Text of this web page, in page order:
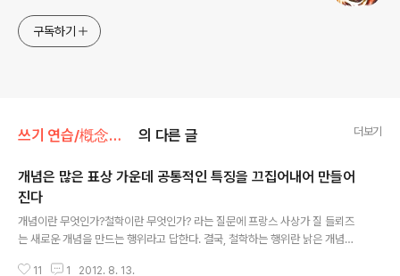
구독하기
쓰기 연습/槪念語事典 의 다른 글 더보기
개념은 많은 표상 가운데 공통적인 특징을 끄집어내어 만들어
진다
개념이란 무엇인가?철학이란 무엇인가? 라는 질문에 프랑스 사상가 질 들뢰즈
는 새로운 개념을 만드는 행위라고 답한다. 결국, 철학하는 행위란 낡은 개념들
11 1 2012. 8. 13.